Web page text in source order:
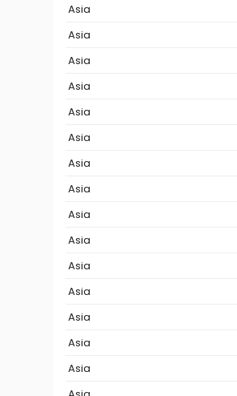
Asia
Asia
Asia
Asia
Asia
Asia
Asia
Asia
Asia
Asia
Asia
Asia
Asia
Asia
Asia